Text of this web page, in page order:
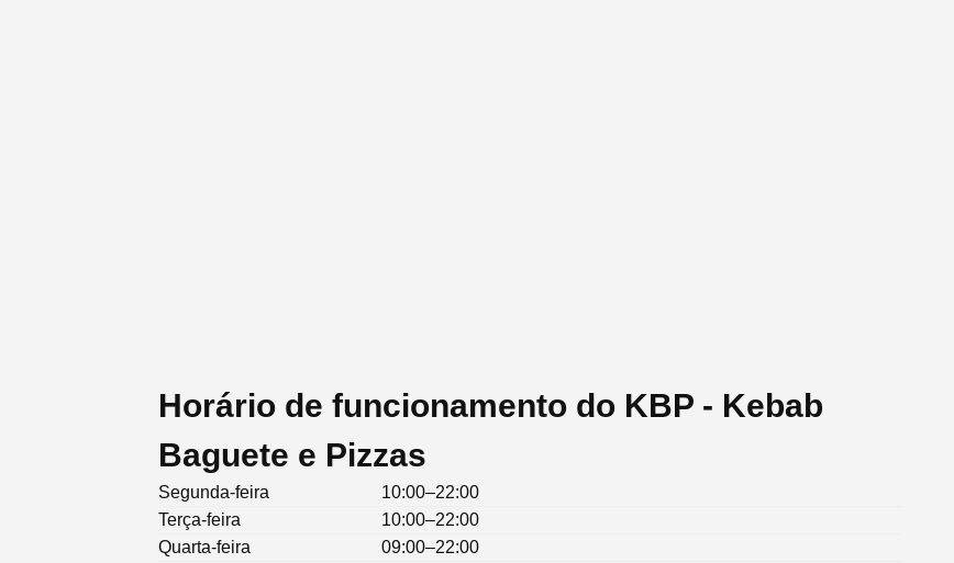
Horário de funcionamento do KBP - Kebab
Baguete e Pizzas
Segunda-feira
10:00–22:00
Terça-feira
10:00–22:00
Quarta-feira
09:00–22:00